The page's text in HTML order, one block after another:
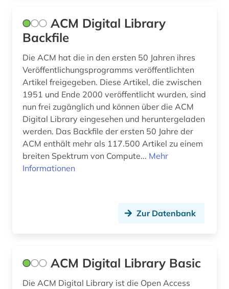
digitale bibliothek (1)
digitale rechte (1)
digitalisierung (5)
din-en-iso-norm (1)
din-iso-norm (1)
din-norm (7)
din-vde-norm (3)
ACM Digital Library
Backfile
Die ACM hat die in den ersten 50 Jahren ihres
Veröffentlichungsprogramms veröffentlichten
Artikel freigegeben. Diese Artikel, die zwischen
1951 und Ende 2000 veröffentlicht wurden, sind
nun frei zugänglich und können über die ACM
Digital Library eingesehen und heruntergeladen
werden. Das Backfile der ersten 50 Jahre der
ACM enthält mehr als 117.500 Artikel zu einem
breiten Spektrum von Compute... Mehr
Informationen
Zur Datenbank
ACM Digital Library Basic
Die ACM Digital Library ist die Open Access